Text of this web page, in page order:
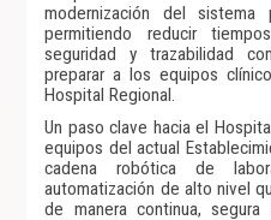
modernización del
permitiendo reducir
seguridad y trazabilidad
preparar a los equipos
Hospital Regional.
Un paso clave hacia el
equipos del actual
cadena robótica de
automatización de alto nivel
de manera continua,